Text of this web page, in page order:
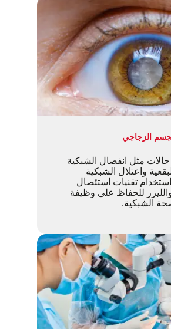
الزجاجي
حالات مثل انفصال الشبكية
واعتلال الشبكية
تقنيات استئصال
للحفاظ على وظيفة
الشبكية.